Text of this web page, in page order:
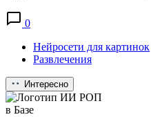
0
Нейросети для картинок
Развлечения
Интересно
в Базе